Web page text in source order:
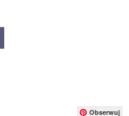
Obserwuj